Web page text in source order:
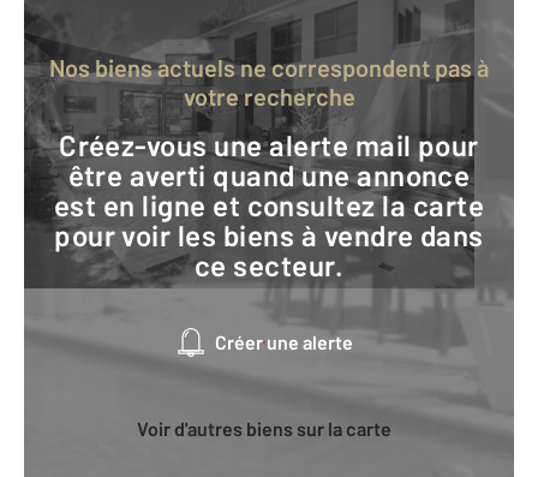
Nos biens actuels ne correspondent pas à
votre recherche
Créez-vous une alerte mail pour
être averti quand une annonce
est en ligne et consultez la carte
pour voir les biens à vendre dans
ce secteur.
Créer une alerte
Voir d'autres biens sur la carte